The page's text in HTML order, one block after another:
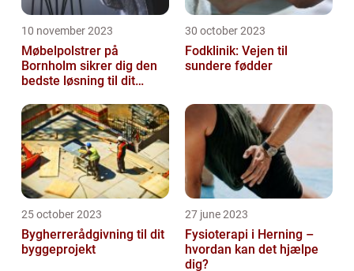
10 november 2023
Møbelpolstrer på
Bornholm sikrer dig den
bedste løsning til dit
30 october 2023
Fodklinik: Vejen til
sundere fødder
25 october 2023
Bygherrerådgivning til dit
byggeprojekt
27 june 2023
Fysioterapi i Herning –
hvordan kan det hjælpe
dig?